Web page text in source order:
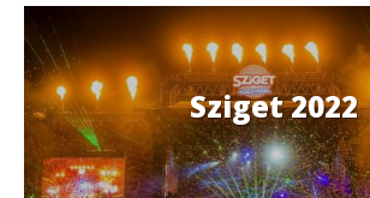
Sziget 2022